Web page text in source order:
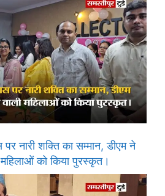
पर नारी शक्ति का सम्मान, डीएम ने
को किया पुरस्कृत।